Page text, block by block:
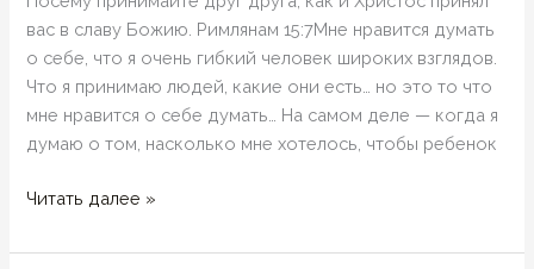
каждому
вас в славу Божию. Римлянам 15:7Мне нравится думать
о себе, что я очень гибкий человек широких взглядов.
Что я принимаю людей, какие они есть… но это то что
мне нравится о себе думать… На самом деле — когда я
думаю о том, насколько мне хотелось, чтобы ребенок
05/24/2011
Принятие
Читать далее »